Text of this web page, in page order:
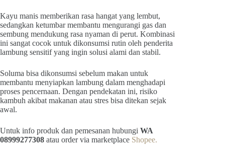
Kayu manis memberikan rasa hangat yang lembut,
sedangkan ketumbar membantu mengurangi gas dan
sembung mendukung rasa nyaman di perut. Kombinasi
ini sangat cocok untuk dikonsumsi rutin oleh penderita
lambung sensitif yang ingin solusi alami dan stabil.
Soluma bisa dikonsumsi sebelum makan untuk
membantu menyiapkan lambung dalam menghadapi
proses pencernaan. Dengan pendekatan ini, risiko
kambuh akibat makanan atau stres bisa ditekan sejak
awal.
Untuk info produk dan pemesanan hubungi WA
08999277308 atau order via marketplace Shopee.